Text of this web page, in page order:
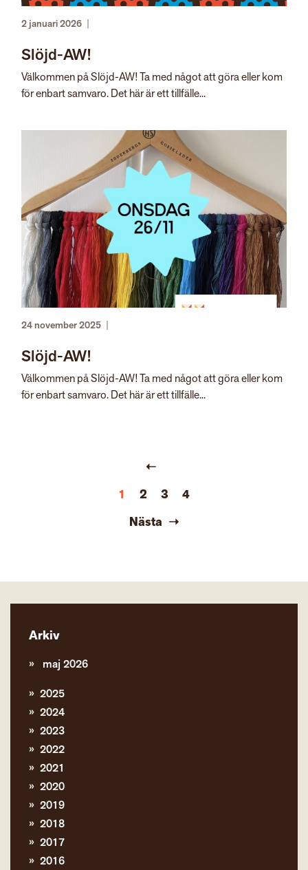
2 januari 2026 |
Slöjd-AW!
Välkommen på Slöjd-AW! Ta med något att göra eller kom
för enbart samvaro. Det här är ett tillfälle...
24 november 2025 |
Slöjd-AW!
Välkommen på Slöjd-AW! Ta med något att göra eller kom
för enbart samvaro. Det här är ett tillfälle...
1 2 3
4
Nästa
Arkiv
maj 2026
2025
2024
2023
2022
2021
2020
2019
2018
2017
2016